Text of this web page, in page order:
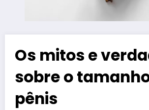
Os mitos e
sobre o
pênis